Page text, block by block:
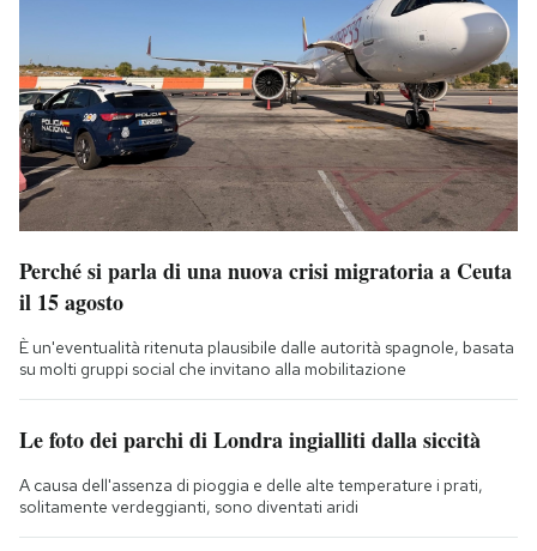
Perché si parla di una nuova crisi migratoria a Ceuta
il 15 agosto
È un'eventualità ritenuta plausibile dalle autorità spagnole, basata
su molti gruppi social che invitano alla mobilitazione
Le foto dei parchi di Londra ingialliti dalla siccità
A causa dell'assenza di pioggia e delle alte temperature i prati,
solitamente verdeggianti, sono diventati aridi